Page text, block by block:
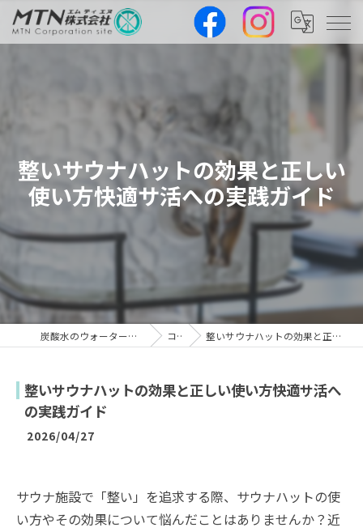
整いサウナハットの効果と正しい
使い方快適サ活への実践ガイド
炭酸水のウォーターサーバーならMTN株式会社 コラム 整いサウナハットの効果と正しい使い方快適サ活への実践ガイド
整いサウナハットの効果と正しい使い方快適サ活へ
の実践ガイド
2026/04/27
サウナ施設で「整い」を追求する際、サウナハットの使
い方やその効果について悩んだことはありませんか？近